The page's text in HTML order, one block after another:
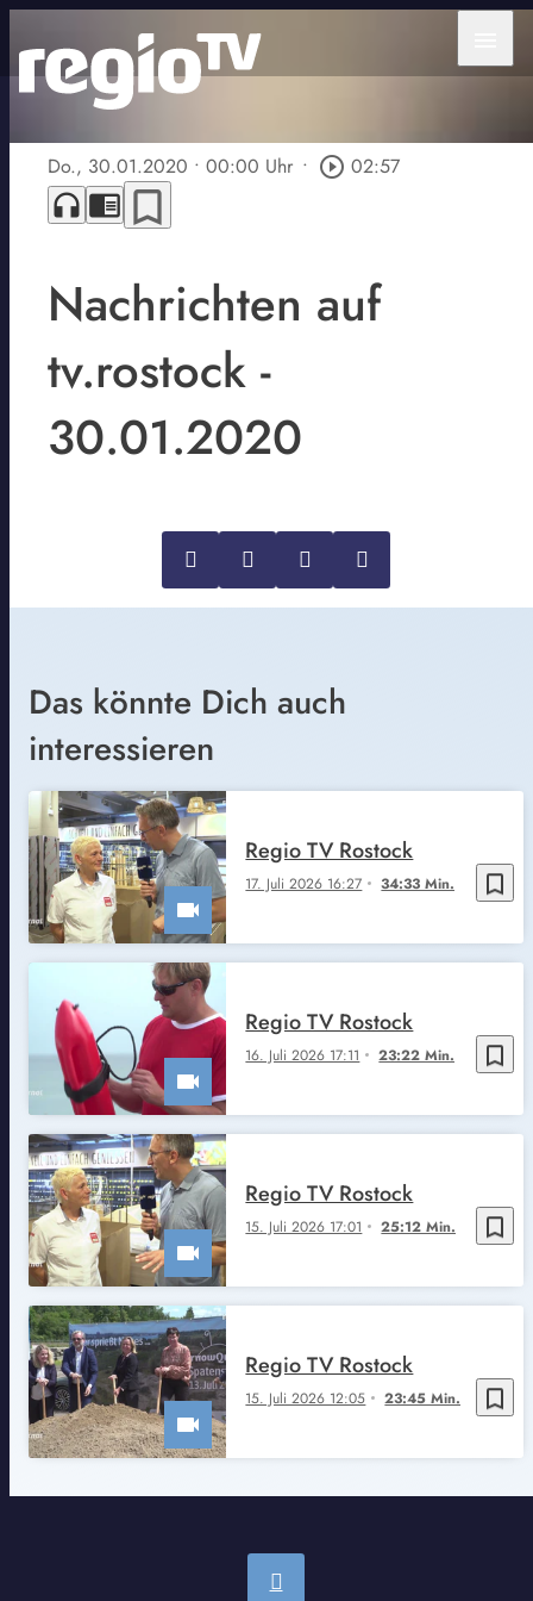
Do., 30.01.2020 • 00:00 Uhr • play_circle_outline 02:57
headphones chrome_reader_mode bookmark_border
Nachrichten auf
tv.rostock -
30.01.2020
Das könnte Dich auch
interessieren
bookmark_border
17. Juli 2026 16:27 34:33 Min.
Regio TV Rostock
bookmark_border
16. Juli 2026 17:11 23:22 Min.
Regio TV Rostock
bookmark_border
15. Juli 2026 17:01 25:12 Min.
Regio TV Rostock
bookmark_border
15. Juli 2026 12:05 23:45 Min.
Regio TV Rostock